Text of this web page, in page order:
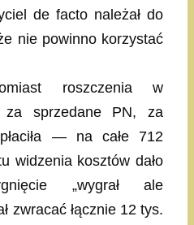
de facto należał do
nie powinno korzystać
roszczenia w
za sprzedane PN, za
— na całe 712
widzenia kosztów dało
„wygrał ale
zwracać łącznie 12 tys.